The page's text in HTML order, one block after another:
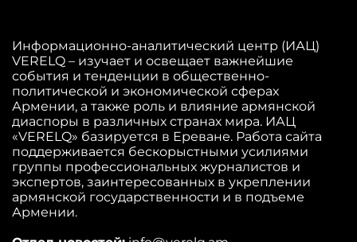
Информационно-аналитический центр (ИАЦ)
VERELQ – изучает и освещает важнейшие
события и тенденции в общественно-
политической и экономической сферах
Армении, а также роль и влияние армянской
диаспоры в различных странах мира. ИАЦ
«VERELQ» базируется в Ереване. Работа сайта
поддерживается бескорыстными усилиями
группы профессиональных журналистов и
экспертов, заинтересованных в укреплении
армянской государственности и в подъеме
Армении.